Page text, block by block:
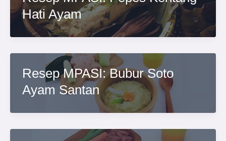
Hati Ayam
Resep MPASI: Bubur Soto
Ayam Santan